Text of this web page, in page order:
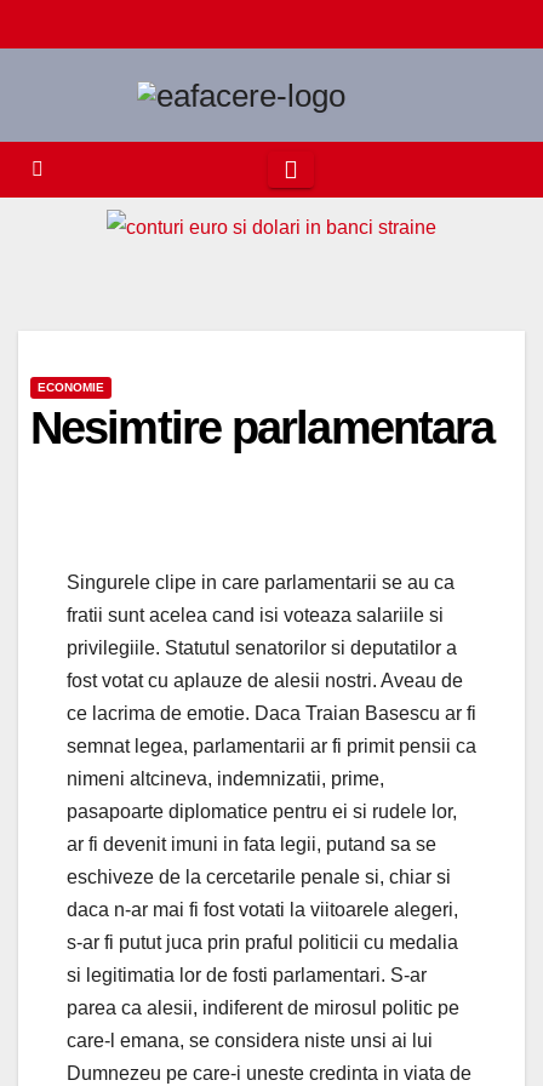
to
ECONOMIE
Nesimtire parlamentara
Singurele clipe in care parlamentarii se au ca
fratii sunt acelea cand isi voteaza salariile si
privilegiile. Statutul senatorilor si deputatilor a
fost votat cu aplauze de alesii nostri. Aveau de
ce lacrima de emotie. Daca Traian Basescu ar fi
semnat legea, parlamentarii ar fi primit pensii ca
nimeni altcineva, indemnizatii, prime,
pasapoarte diplomatice pentru ei si rudele lor,
ar fi devenit imuni in fata legii, putand sa se
eschiveze de la cercetarile penale si, chiar si
daca n-ar mai fi fost votati la viitoarele alegeri,
s-ar fi putut juca prin praful politicii cu medalia
si legitimatia lor de fosti parlamentari. S-ar
parea ca alesii, indiferent de mirosul politic pe
care-l emana, se considera niste unsi ai lui
Dumnezeu pe care-i uneste credinta in viata de